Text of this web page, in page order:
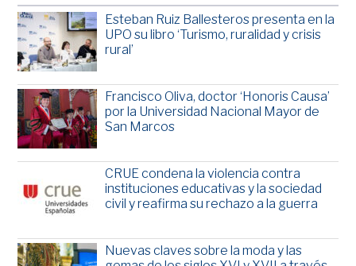
Esteban Ruiz Ballesteros presenta en la
UPO su libro ‘Turismo, ruralidad y crisis
rural’
Francisco Oliva, doctor ‘Honoris Causa’
por la Universidad Nacional Mayor de
San Marcos
CRUE condena la violencia contra
instituciones educativas y la sociedad
civil y reafirma su rechazo a la guerra
Nuevas claves sobre la moda y las